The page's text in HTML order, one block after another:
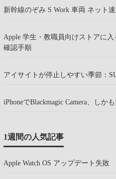
新幹線のぞみ S Work 車両 ネット
Apple 学生・教職員向けストアに
確認手順
アイサイトが停止しやすい季節：
iPhoneでBlackmagic Camera、しか
1週間の人気記事
Apple Watch OS アップデート失敗